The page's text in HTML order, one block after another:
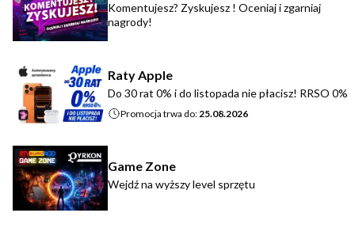
Komentujesz? Zyskujesz ! Oceniaj i zgarniaj
nagrody!
Raty Apple
Do 30 rat 0% i do listopada nie płacisz! RRSO 0%
Promocja trwa do: 25.08.2026
Game Zone
Wejdź na wyższy level sprzętu